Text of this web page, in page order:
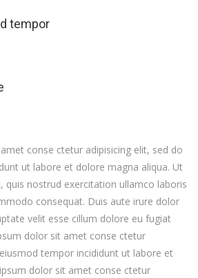
tempor
conse ctetur adipisicing elit, sed do
ut labore et dolore magna aliqua. Ut
quis nostrud exercitation ullamco laboris
consequat. Duis aute irure dolor
velit esse cillum dolore eu fugiat
dolor sit amet conse ctetur
tempor incididunt ut labore et
dolor sit amet conse ctetur